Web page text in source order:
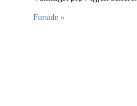
Forside »